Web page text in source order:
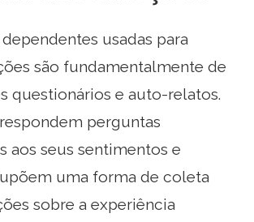
usadas para
são fundamentalmente de
questionários e auto-relatos.
perguntas
aos seus sentimentos e
uma forma de coleta
sobre a experiência